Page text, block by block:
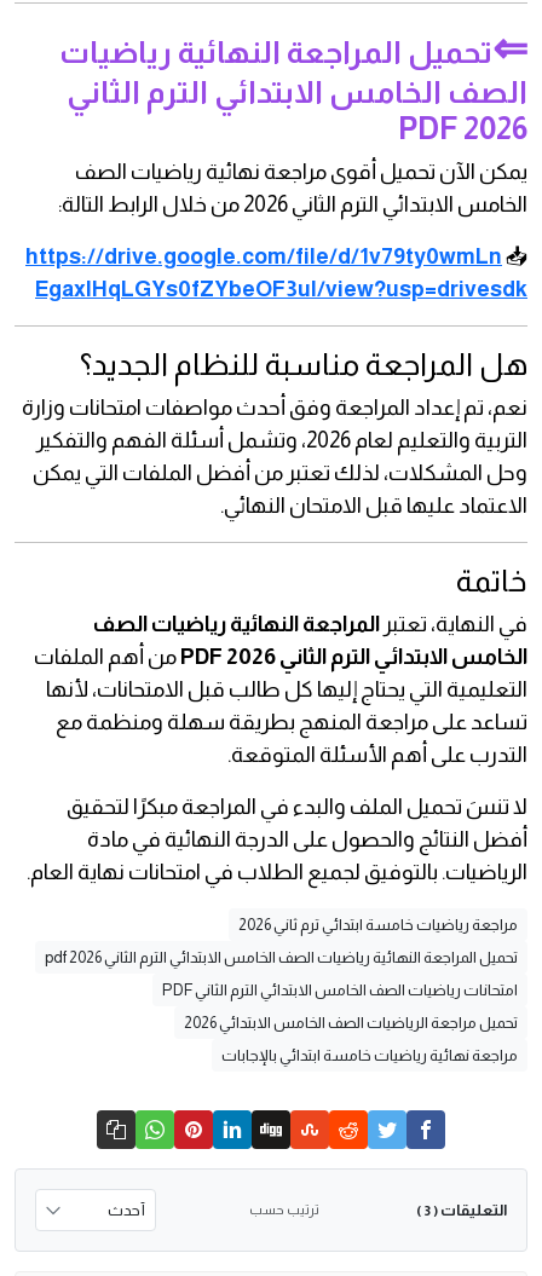
⇐تحميل المراجعة النهائية رياضيات
الصف الخامس الابتدائي الترم الثاني
2026 PDF
يمكن الآن تحميل أقوى مراجعة نهائية رياضيات الصف
الخامس الابتدائي الترم الثاني 2026 من خلال الرابط التالة:
📥
https://drive.google.com/file/d/1v79ty0wmLn
EgaxIHqLGYs0fZYbeOF3uI/view?usp=drivesdk
هل المراجعة مناسبة للنظام الجديد؟
نعم، تم إعداد المراجعة وفق أحدث مواصفات امتحانات وزارة
التربية والتعليم لعام 2026، وتشمل أسئلة الفهم والتفكير
وحل المشكلات، لذلك تعتبر من أفضل الملفات التي يمكن
الاعتماد عليها قبل الامتحان النهائي.
خاتمة
في النهاية، تعتبر المراجعة النهائية رياضيات الصف
الخامس الابتدائي الترم الثاني 2026 PDF
من أهم الملفات
التعليمية التي يحتاج إليها كل طالب قبل الامتحانات، لأنها
تساعد على مراجعة المنهج بطريقة سهلة ومنظمة مع
التدرب على أهم الأسئلة المتوقعة.
لا تنسَ تحميل الملف والبدء في المراجعة مبكرًا لتحقيق
أفضل النتائج والحصول على الدرجة النهائية في مادة
الرياضيات. بالتوفيق لجميع الطلاب في امتحانات نهاية العام.
مراجعة رياضيات خامسة ابتدائي ترم ثاني 2026
تحميل المراجعة النهائية رياضيات الصف الخامس الابتدائي الترم الثاني 2026 pdf
امتحانات رياضيات الصف الخامس الابتدائي الترم الثاني PDF
تحميل مراجعة الرياضيات الصف الخامس الابتدائي 2026
مراجعة نهائية رياضيات خامسة ابتدائي بالإجابات
التعليقات ( 3 ) ترتيب حسب